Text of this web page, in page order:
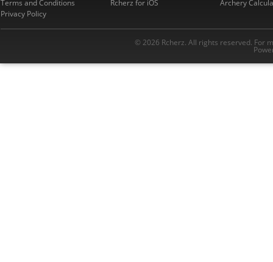
Terms and Conditions
Privacy Policy
Rcherz for iOS Archery
© 2026 Rcherz. All rights reserved. For